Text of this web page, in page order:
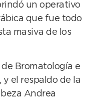
un operativo
que fue todo
masiva de los
Bromatología e
y el respaldo de la
Andrea